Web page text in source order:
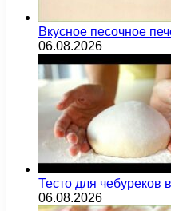
Вкусное песочное
06.08.2026
Тесто для чебуреков
06.08.2026